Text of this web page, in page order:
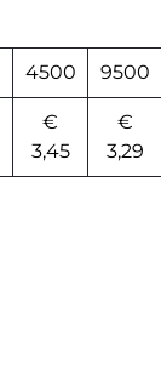
4500 9500
€
3,45
€
3,29